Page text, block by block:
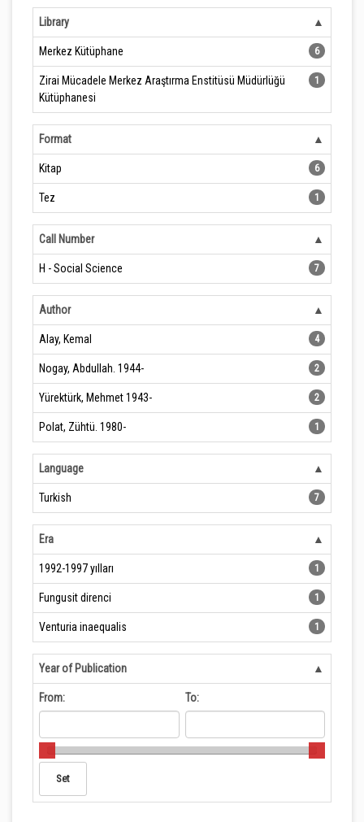
Library
Merkez Kütüphane 6
Zirai Mücadele Merkez Araştırma Enstitüsü Müdürlüğü
Kütüphanesi
1
Format
Kitap 6
Tez 1
Call Number
H - Social Science 7
Author
Alay, Kemal 4
Nogay, Abdullah. 1944- 2
Yürektürk, Mehmet 1943- 2
Polat, Zühtü. 1980- 1
Language
Turkish 7
Era
1992-1997 yılları 1
Fungusit direnci 1
Venturia inaequalis 1
Year of Publication
From: To: